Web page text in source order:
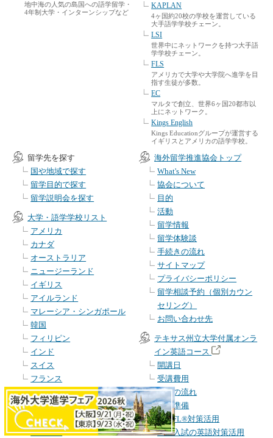
地中海の人気の島国への語学留学・
4年制大学・インターンシップなど
KAPLAN
4ヶ国約20校の学校を運営している
大手語学学校チェーン。
LSI
世界中にネットワークを持つ大手語
学学校チェーン。
FLS
アメリカで大学や大学院へ進学を目
指す生徒が多数。
EC
マルタで創立、世界6ヶ国20都市以
上にネットワーク。
Kings English
Kings Educationグループが運営する
イギリスとアメリカの語学学校。
留学先を探す
国や地域で探す
留学目的で探す
留学説明会を探す
大学・語学学校リスト
アメリカ
カナダ
オーストラリア
ニュージーランド
イギリス
アイルランド
マレーシア・シンガポール
韓国
フィリピン
インド
スイス
フランス
オランダ
ドイツ
マルタ
キプロス
海外留学推進協会トップ
What's New
協会について
目的
活動
留学情報
留学体験談
手続きの流れ
サイトマップ
プライバシーポリシー
留学相談予約（個別カウン
セリング）
お問い合わせ先
テキサス州立大学付属オンラ
イン英語コース
開講日
受講費用
受講の流れ
留学準備
TOEFL®対策活用
大学入試の英語対策活用